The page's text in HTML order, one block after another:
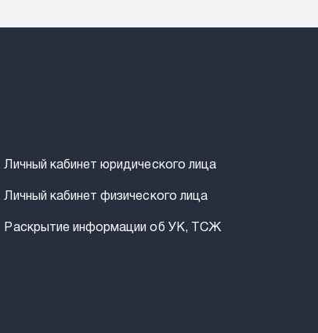
Личный кабинет юридического лица
Личный кабинет физического лица
Раскрытие информации об УК, ТСЖ